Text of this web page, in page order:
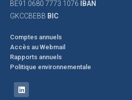
BE91 0680 7773 1076
IBAN
GKCCBEBB BIC
Comptes annuels
Accès au Webmail
Rapports annuels
Politique environnementale